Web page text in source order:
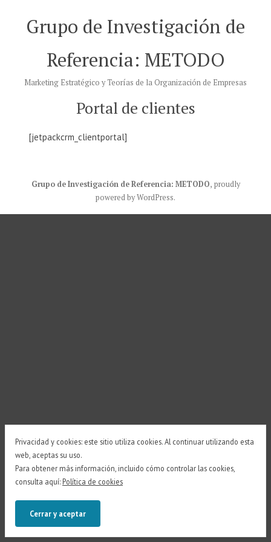
Grupo de Investigación de
Referencia: METODO
Marketing Estratégico y Teorías de la Organización de Empresas
Portal de clientes
[jetpackcrm_clientportal]
Grupo de Investigación de Referencia: METODO, proudly
powered by WordPress.
Privacidad y cookies: este sitio utiliza cookies. Al continuar utilizando esta
web, aceptas su uso.
Para obtener más información, incluido cómo controlar las cookies,
consulta aquí: Política de cookies